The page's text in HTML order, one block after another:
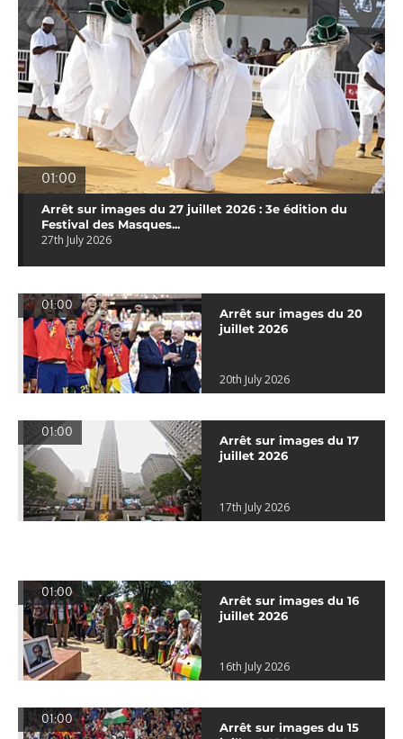
01:00
Arrêt sur images du 27 juillet 2026 : 3e édition du
Festival des Masques...
27th July 2026
01:00
Arrêt sur images du 20
juillet 2026
20th July 2026
01:00
Arrêt sur images du 17
juillet 2026
17th July 2026
01:00
Arrêt sur images du 16
juillet 2026
16th July 2026
01:00
Arrêt sur images du 15